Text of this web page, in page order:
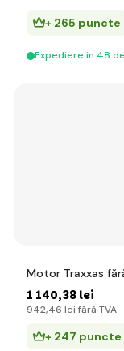
+ 265 puncte
Expediere in 48
Motor Traxxas
1 140,38 lei
942,46 lei fără TVA
+ 247 puncte